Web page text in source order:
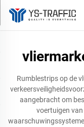
Rumblestrips op de
aangebracht om
voertuigen